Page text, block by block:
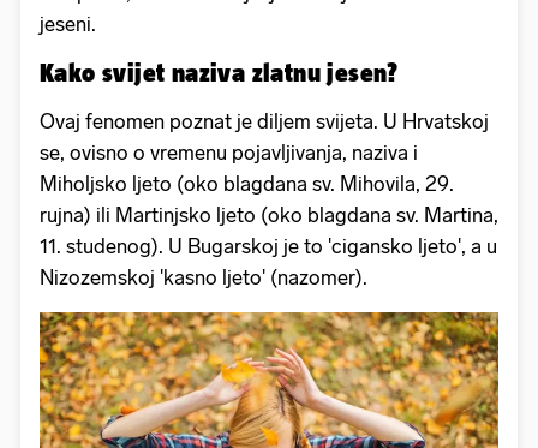
jeseni.
Kako svijet naziva zlatnu jesen?
Ovaj fenomen poznat je diljem svijeta. U Hrvatskoj
se, ovisno o vremenu pojavljivanja, naziva i
Miholjsko ljeto (oko blagdana sv. Mihovila, 29.
rujna) ili Martinjsko ljeto (oko blagdana sv. Martina,
11. studenog). U Bugarskoj je to 'cigansko ljeto', a u
Nizozemskoj 'kasno ljeto' (nazomer).